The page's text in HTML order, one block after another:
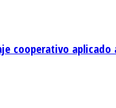
cooperativo aplicado